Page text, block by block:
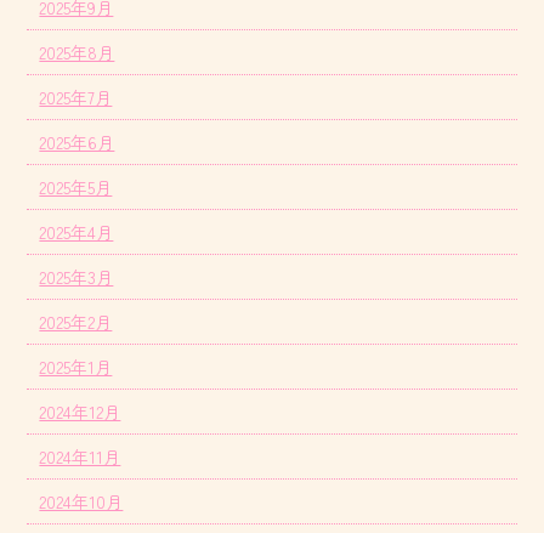
2025年9月
2025年8月
2025年7月
2025年6月
2025年5月
2025年4月
2025年3月
2025年2月
2025年1月
2024年12月
2024年11月
2024年10月